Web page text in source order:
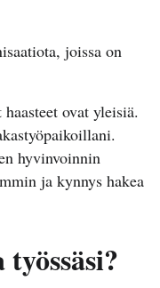
joissa on
ovat yleisiä.
hyvinvoinnin
ja kynnys hakea